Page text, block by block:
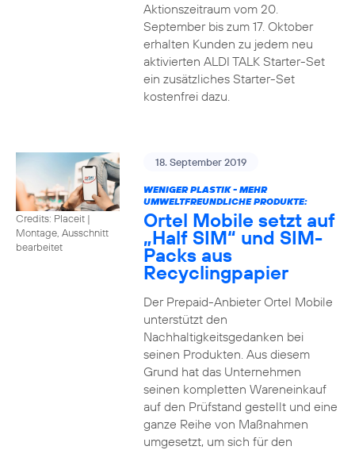
Aktionszeitraum vom 20.
September bis zum 17. Oktober
erhalten Kunden zu jedem neu
aktivierten ALDI TALK Starter-Set
ein zusätzliches Starter-Set
kostenfrei dazu.
Credits: Placeit |
Montage, Ausschnitt
bearbeitet
18. September 2019
WENIGER PLASTIK - MEHR
UMWELTFREUNDLICHE PRODUKTE:
Ortel Mobile setzt auf
„Half SIM“ und SIM-
Packs aus
Recyclingpapier
Der Prepaid-Anbieter Ortel Mobile
unterstützt den
Nachhaltigkeitsgedanken bei
seinen Produkten. Aus diesem
Grund hat das Unternehmen
seinen kompletten Wareneinkauf
auf den Prüfstand gestellt und eine
ganze Reihe von Maßnahmen
umgesetzt, um sich für den